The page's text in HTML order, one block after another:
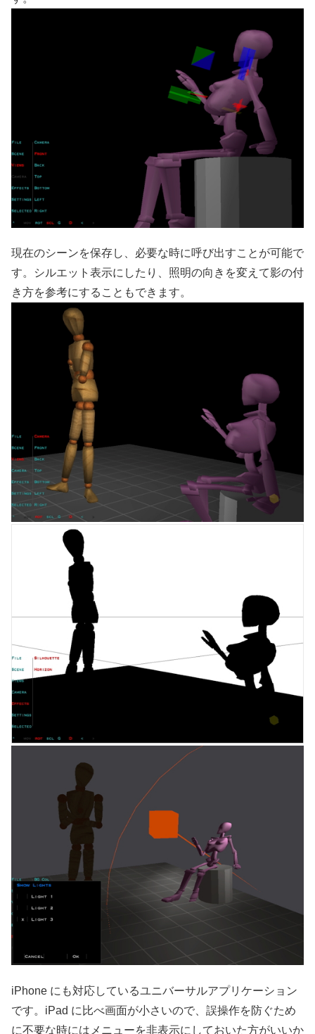
現在のシーンを保存し、必要な時に呼び出すことが可能で
す。シルエット表示にしたり、照明の向きを変えて影の付
き方を参考にすることもできます。
iPhone にも対応しているユニバーサルアプリケーション
です。iPad に比べ画面が小さいので、誤操作を防ぐため
に不要な時にはメニューを非表示にしておいた方がいいか